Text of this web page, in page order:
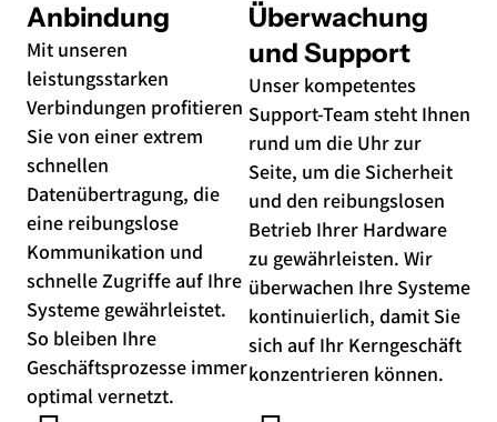
Anbindung
Mit unseren
leistungsstarken
Verbindungen profitieren
Sie von einer extrem
schnellen
Datenübertragung, die
eine reibungslose
Kommunikation und
schnelle Zugriffe auf Ihre
Systeme gewährleistet.
So bleiben Ihre
Geschäftsprozesse immer
optimal vernetzt.
Überwachung
und Support
Unser kompetentes
Support-Team steht Ihnen
rund um die Uhr zur
Seite, um die Sicherheit
und den reibungslosen
Betrieb Ihrer Hardware
zu gewährleisten. Wir
überwachen Ihre Systeme
kontinuierlich, damit Sie
sich auf Ihr Kerngeschäft
konzentrieren können.